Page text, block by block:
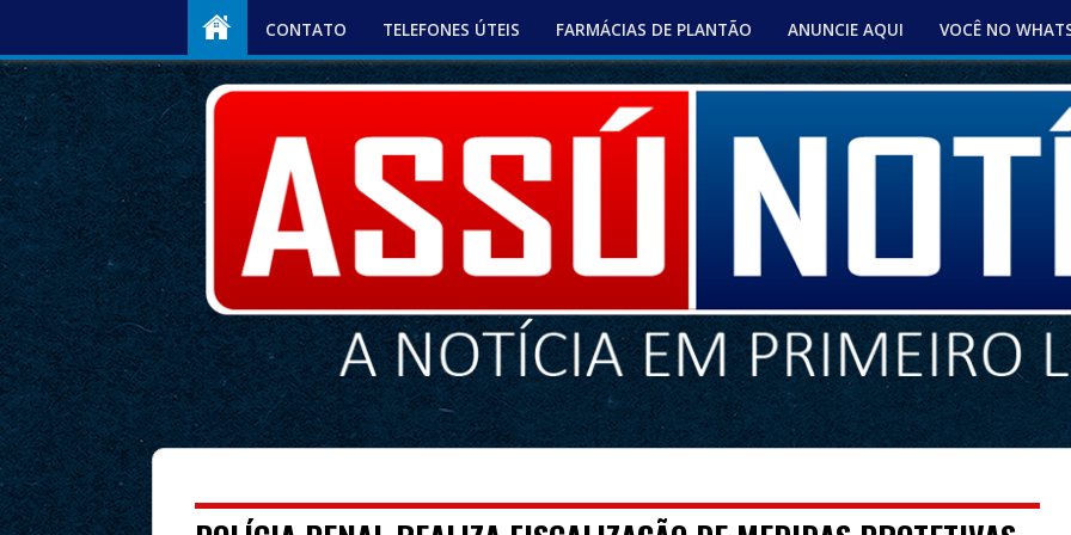
CONTATO TELEFONES ÚTEIS FARMÁCIAS DE PLANTÃO ANUNCIE AQUI VOCÊ NO